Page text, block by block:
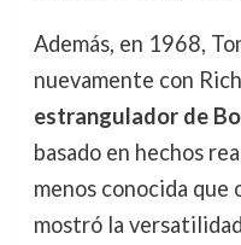
Además, en 1968,
nuevamente con
estrangulador de
basado en hechos
menos conocida
mostró la